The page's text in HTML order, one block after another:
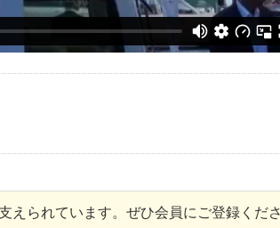
えられています。ぜひ会員にご登録くださ